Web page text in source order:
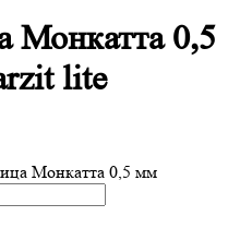
Монкатта 0,5
lite
Монкатта 0,5 мм